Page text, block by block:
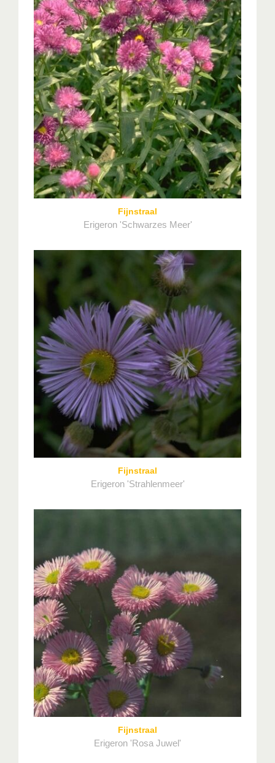
Fijnstraal
Erigeron 'Schwarzes Meer'
Fijnstraal
Erigeron 'Strahlenmeer'
Fijnstraal
Erigeron 'Rosa Juwel'